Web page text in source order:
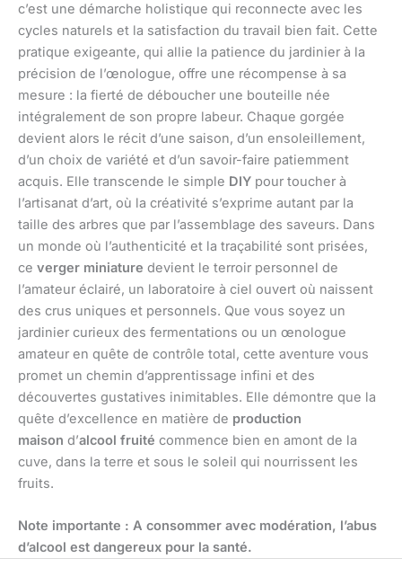
c’est une démarche holistique qui reconnecte avec les
cycles naturels et la satisfaction du travail bien fait. Cette
pratique exigeante, qui allie la patience du jardinier à la
précision de l’œnologue, offre une récompense à sa
mesure : la fierté de déboucher une bouteille née
intégralement de son propre labeur. Chaque gorgée
devient alors le récit d’une saison, d’un ensoleillement,
d’un choix de variété et d’un savoir-faire patiemment
acquis. Elle transcende le simple DIY pour toucher à
l’artisanat d’art, où la créativité s’exprime autant par la
taille des arbres que par l’assemblage des saveurs. Dans
un monde où l’authenticité et la traçabilité sont prisées,
ce verger miniature devient le terroir personnel de
l’amateur éclairé, un laboratoire à ciel ouvert où naissent
des crus uniques et personnels. Que vous soyez un
jardinier curieux des fermentations ou un œnologue
amateur en quête de contrôle total, cette aventure vous
promet un chemin d’apprentissage infini et des
découvertes gustatives inimitables. Elle démontre que la
quête d’excellence en matière de production
maison d’alcool fruité commence bien en amont de la
cuve, dans la terre et sous le soleil qui nourrissent les
fruits.
Note importante : A consommer avec modération, l’abus
d’alcool est dangereux pour la santé.